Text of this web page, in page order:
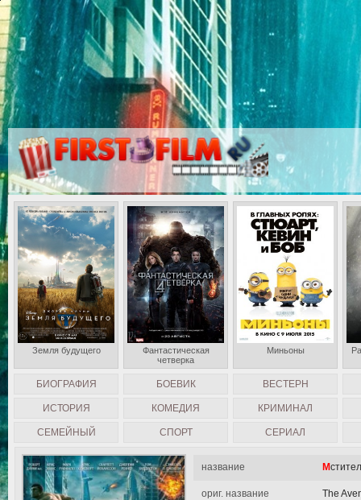
название
ориг. название The
БИОГРАФИЯ БОЕВИК ВЕСТЕРН
ИСТОРИЯ КОМЕДИЯ КРИМИНАЛ
СЕМЕЙНЫЙ СПОРТ СЕРИАЛ
Земля будущего
Фантастическая
четверка
Миньоны